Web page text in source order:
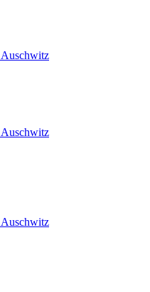
Auschwitz
Auschwitz
Auschwitz